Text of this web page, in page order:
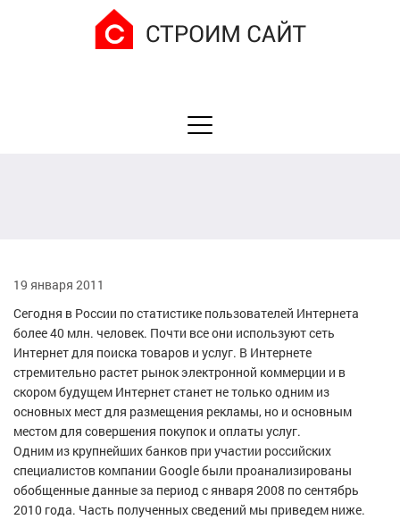
19 января 2011
Сегодня в России по статистике пользователей Интернета
более 40 млн. человек. Почти все они используют сеть
Интернет для поиска товаров и услуг. В Интернете
стремительно растет рынок электронной коммерции и в
скором будущем Интернет станет не только одним из
основных мест для размещения рекламы, но и основным
местом для совершения покупок и оплаты услуг.
Одним из крупнейших банков при участии российских
специалистов компании Google были проанализированы
обобщенные данные за период с января 2008 по сентябрь
2010 года. Часть полученных сведений мы приведем ниже.